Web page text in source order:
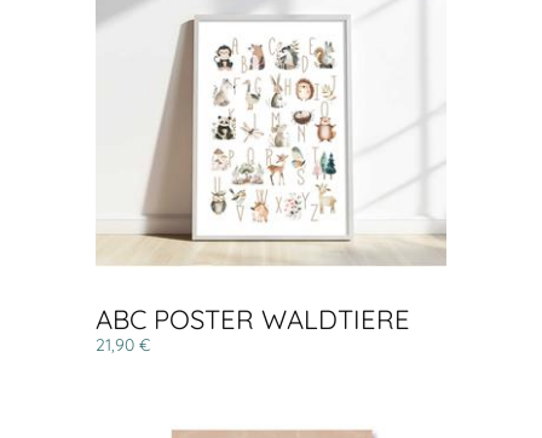
ABC POSTER WALDTIERE
21,90 €